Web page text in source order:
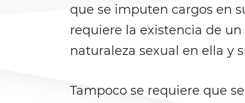
que se imputen cargos en
requiere la existencia de
naturaleza sexual en ella y
Tampoco se requiere que